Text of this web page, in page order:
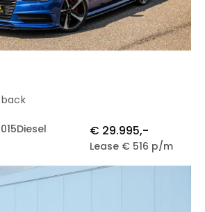
Diesel € 29.995,-
Lease € 516 p/m